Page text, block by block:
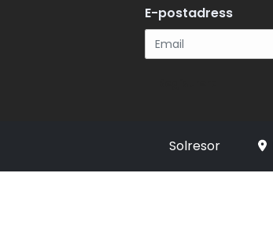
E-postadress
Solresor